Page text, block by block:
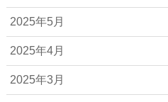
2025年5月
2025年4月
2025年3月